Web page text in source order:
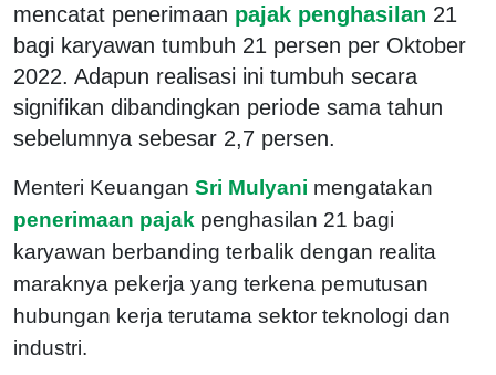
mencatat penerimaan pajak penghasilan 21
bagi karyawan tumbuh 21 persen per Oktober
2022. Adapun realisasi ini tumbuh secara
signifikan dibandingkan periode sama tahun
sebelumnya sebesar 2,7 persen.
Menteri Keuangan Sri Mulyani mengatakan
penerimaan pajak penghasilan 21 bagi
karyawan berbanding terbalik dengan realita
maraknya pekerja yang terkena pemutusan
hubungan kerja terutama sektor teknologi dan
industri.